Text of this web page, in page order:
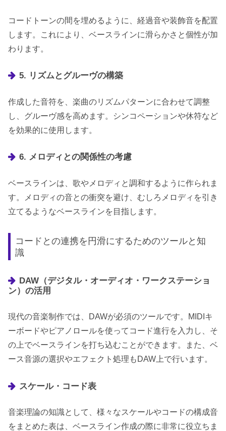
コードトーンの間を埋めるように、経過音や装飾音を配置
します。これにより、ベースラインに滑らかさと個性が加
わります。
5. リズムとグルーヴの構築
作成した音符を、楽曲のリズムパターンに合わせて調整
し、グルーヴ感を高めます。シンコペーションや休符など
を効果的に使用します。
6. メロディとの関係性の考慮
ベースラインは、歌やメロディと調和するように作られま
す。メロディの音との衝突を避け、むしろメロディを引き
立てるようなベースラインを目指します。
コードとの連携を円滑にするためのツールと知
識
DAW（デジタル・オーディオ・ワークステーショ
ン）の活用
現代の音楽制作では、DAWが必須のツールです。MIDIキ
ーボードやピアノロールを使ってコード進行を入力し、そ
の上でベースラインを打ち込むことができます。また、ベ
ース音源の選択やエフェクト処理もDAW上で行います。
スケール・コード表
音楽理論の知識として、様々なスケールやコードの構成音
をまとめた表は、ベースライン作成の際に非常に役立ちま